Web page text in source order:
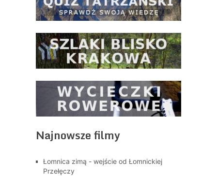
Najnowsze filmy
Łomnica zimą - wejście od Łomnickiej
Przełęczy